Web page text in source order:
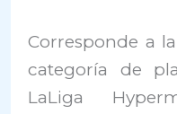
Corresponde a
categoría de
LaLiga